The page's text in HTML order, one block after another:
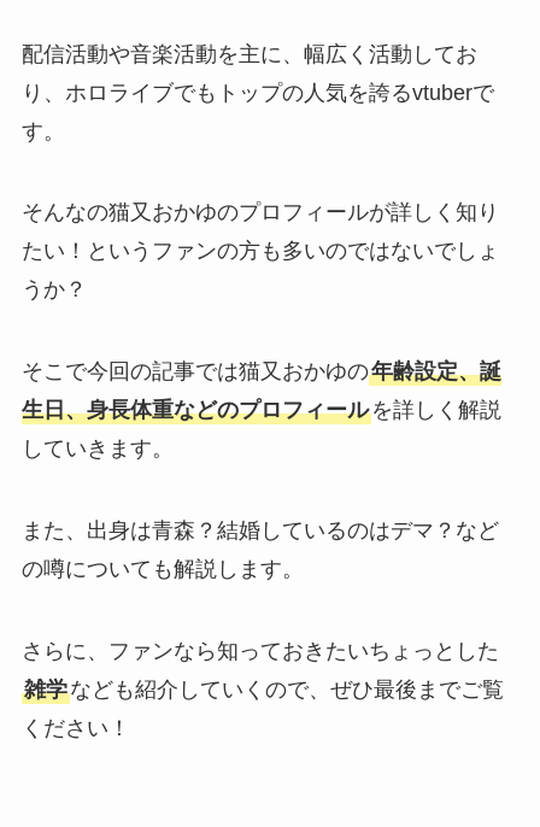
配信活動や音楽活動を主に、幅広く活動してお
り、ホロライブでもトップの人気を誇るvtuberで
す。
そんなの猫又おかゆのプロフィールが詳しく知り
たい！というファンの方も多いのではないでしょ
うか？
そこで今回の記事では猫又おかゆの年齢設定、誕
生日、身長体重などのプロフィールを詳しく解説
していきます。
また、出身は青森？結婚しているのはデマ？など
の噂についても解説します。
さらに、ファンなら知っておきたいちょっとした
雑学なども紹介していくので、ぜひ最後までご覧
ください！